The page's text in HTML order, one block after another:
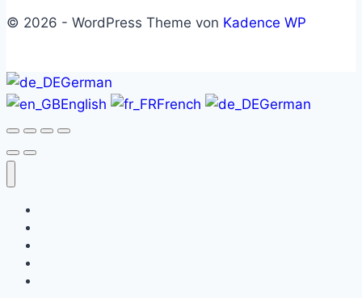
© 2026 - WordPress Theme von Kadence WP
German
English
French German